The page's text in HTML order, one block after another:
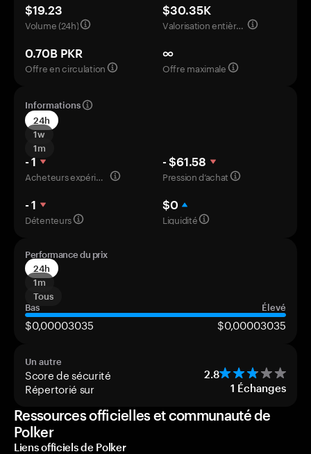
$19.23
Volume (24h)
$30.35K
Valorisation entièrement diluée
0.70B PKR
Offre en circulation
∞
Offre maximale
Informations
24h
1w
1m
- 1
Acheteurs expérimentés
- $61.58
Pression d’achat
- 1
Détenteurs
$0
Liquidité
Performance du prix
24h
1m
Tous
Bas
Élevé
$0,00003035 $0,00003035
Un autre
Score de sécurité 2.8
Répertorié sur 1 Échanges
Ressources officielles et communauté de
Polker
Liens officiels de Polker